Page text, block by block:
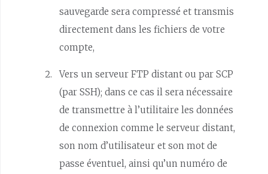
sauvegarde sera compressé et transmis
directement dans les fichiers de votre
compte,
Vers un serveur FTP distant ou par SCP
(par SSH); dans ce cas il sera nécessaire
de transmettre à l’utilitaire les données
de connexion comme le serveur distant,
son nom d’utilisateur et son mot de
passe éventuel, ainsi qu’un numéro de